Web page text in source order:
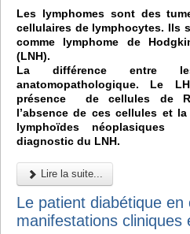
Les lymphomes sont des
cellulaires de lymphocytes. Ils
comme lymphome de
(LNH).
La différence entre
anatomopathologique. Le
présence de cellules de
l’absence de ces cellules et
lymphoïdes
diagnostic du LNH.
Lire la suite...
Le patient diabétique en
manifestations cliniques